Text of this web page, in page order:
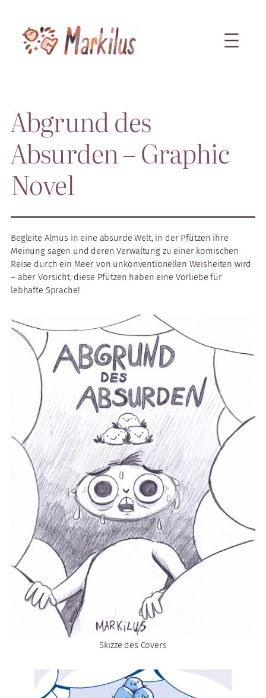
springen
Abgrund des
Absurden – Graphic
Novel
Begleite Almus in eine absurde Welt, in der Pfützen ihre
Meinung sagen und deren Verwaltung zu einer komischen
Reise durch ein Meer von unkonventionellen Weisheiten wird
– aber Vorsicht, diese Pfützen haben eine Vorliebe für
lebhafte Sprache!
Skizze des Covers